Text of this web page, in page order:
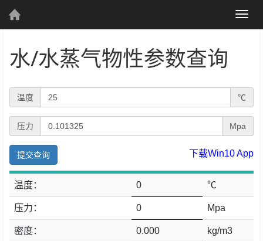
个人资料
综
合
UWP
(current)
水/水蒸气物性参数查询
p
e
t
温度 ℃
s
s
u
压力 Mpa
下载Win10 App
温度： 0 ℃
压力： 0 Mpa
密度： 0.000 kg/m3